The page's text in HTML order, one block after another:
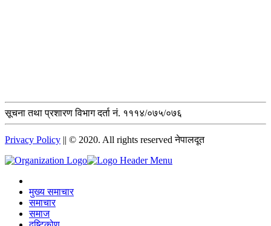
सूचना तथा प्रशारण विभाग दर्ता नं. १११४/०७५/०७६
Privacy Policy || © 2020. All rights reserved नेपालदूत
मुख्य समाचार
समाचार
समाज